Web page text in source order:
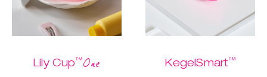
Lily Cup™One KegelSmart™